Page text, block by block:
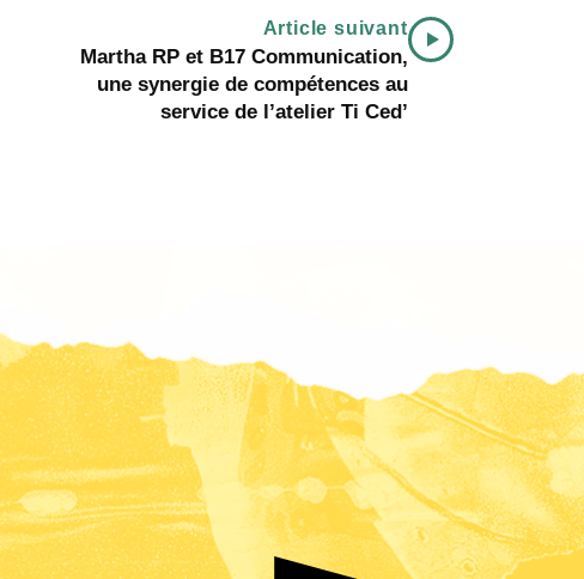
Article suivant
Martha RP et B17 Communication,
une synergie de compétences au
service de l’atelier Ti Ced’